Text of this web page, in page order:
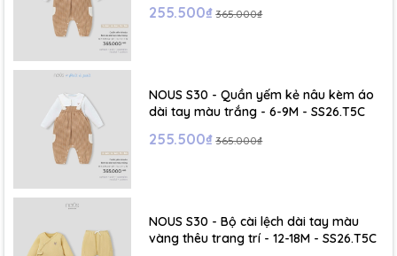
- Size 5 - 6Y: ( Viết tắt: 5Y) chiều cao: 114 - 122cm ~ cân nặng: 19
☁️ Bảng Size Mũ, Giày và Phụ kiện :
- NB : Dưới 6 kg
- Size S: 0-6 tháng
- Size M : 6-12 tháng
- Size L : 12-24 tháng
255.500₫ 365.000₫
NOUS S30 - Quần yếm kẻ nâu kèm áo
dài tay màu trắng - 6-9M - SS26.T5C
255.500₫ 365.000₫
NOUS S30 - Bộ cài lệch dài tay màu
vàng thêu trang trí - 12-18M - SS26.T5C